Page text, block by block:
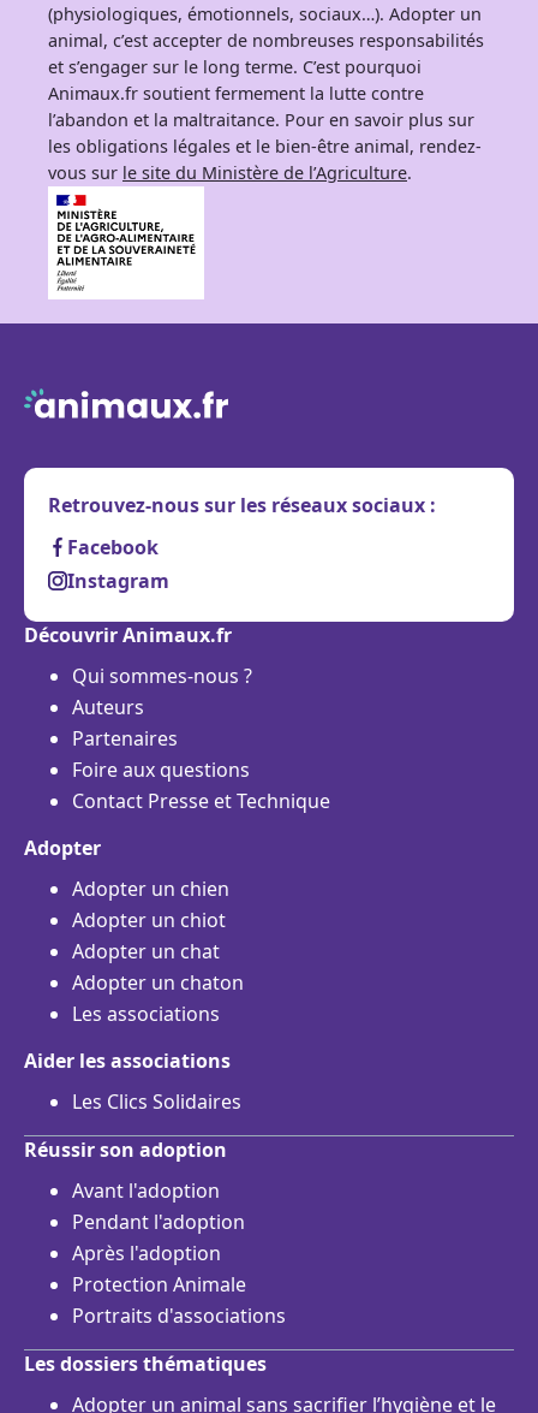
(physiologiques, émotionnels, sociaux…). Adopter un
animal, c’est accepter de nombreuses responsabilités
et s’engager sur le long terme. C’est pourquoi
Animaux.fr soutient fermement la lutte contre
l’abandon et la maltraitance. Pour en savoir plus sur
les obligations légales et le bien-être animal, rendez-
vous sur le site du Ministère de l’Agriculture.
Retrouvez-nous sur les réseaux sociaux :
Facebook
Instagram
Découvrir Animaux.fr
Qui sommes-nous ?
Auteurs
Partenaires
Foire aux questions
Contact Presse et Technique
Adopter
Adopter un chien
Adopter un chiot
Adopter un chat
Adopter un chaton
Les associations
Aider les associations
Les Clics Solidaires
Réussir son adoption
Avant l'adoption
Pendant l'adoption
Après l'adoption
Protection Animale
Portraits d'associations
Les dossiers thématiques
Adopter un animal sans sacrifier l’hygiène et le